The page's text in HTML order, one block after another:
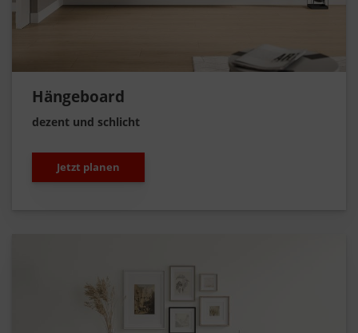
Hängeboard
dezent und schlicht
Jetzt planen